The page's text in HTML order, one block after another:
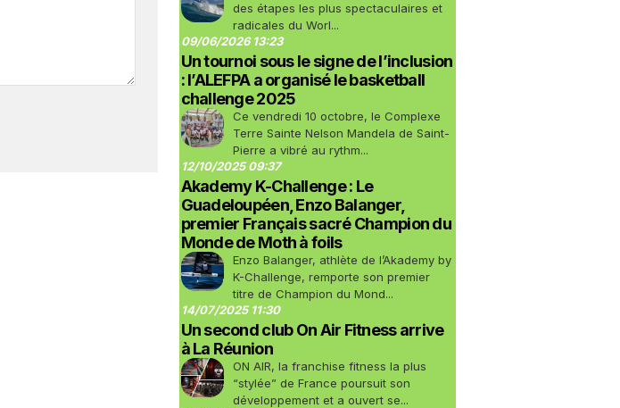
des étapes les plus spectaculaires et
radicales du Worl...
09/06/2026 13:23
Un tournoi sous le signe de l’inclusion
: l’ALEFPA a organisé le basketball
challenge 2025
Ce vendredi 10 octobre, le Complexe
Terre Sainte Nelson Mandela de Saint-
Pierre a vibré au rythm...
12/10/2025 09:37
Akademy K-Challenge : Le
Guadeloupéen, Enzo Balanger,
premier Français sacré Champion du
Monde de Moth à foils
Enzo Balanger, athlète de l’Akademy by
K-Challenge, remporte son premier
titre de Champion du Mond...
14/07/2025 11:30
Un second club On Air Fitness arrive
à La Réunion
ON AIR, la franchise fitness la plus
“stylée” de France poursuit son
développement et a ouvert se...